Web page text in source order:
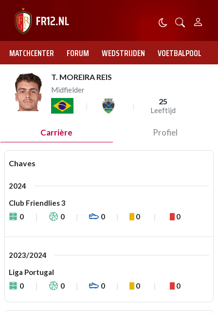
MATCHCENTER FORUM WEDSTRIJDEN VOETBALPOOL
T. MOREIRA REIS
Midfielder
25
Leeftijd
Carrière Profiel
Chaves
2024
Club Friendlies 3
0
0 0 0 0
2023/2024
Liga Portugal
0
0 0 0 0